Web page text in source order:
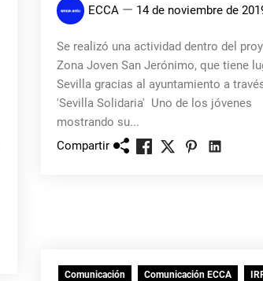
ECCA 14 de noviembre de
Se realizó una actividad dentro del
Zona Joven San Jerónimo, que tiene
Sevilla gracias al ayuntamiento a
'Sevilla Solidaria' Uno de los jóvenes
mostrando su...
Compartir
Comunicación Comunicación ECCA